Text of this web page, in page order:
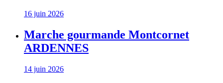
16 juin 2026
Marche gourmande Montcornet
ARDENNES
14 juin 2026